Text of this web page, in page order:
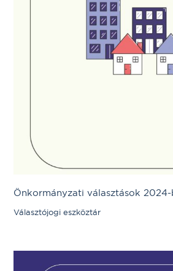
Önkormányzati választások
Választójogi eszköztár